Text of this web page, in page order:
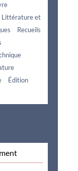
Littérature et
Recueils
Édition